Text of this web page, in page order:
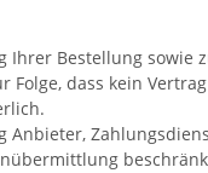
Ihrer Bestellung sowie
dass kein
Anbieter,